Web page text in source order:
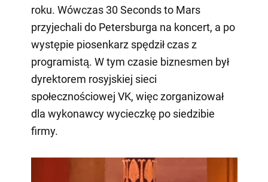
roku. Wówczas 30 Seconds to Mars
przyjechali do Petersburga na koncert, a po
występie piosenkarz spędził czas z
programistą. W tym czasie biznesmen był
dyrektorem rosyjskiej sieci
społecznościowej VK, więc zorganizował
dla wykonawcy wycieczkę po siedzibie
firmy.